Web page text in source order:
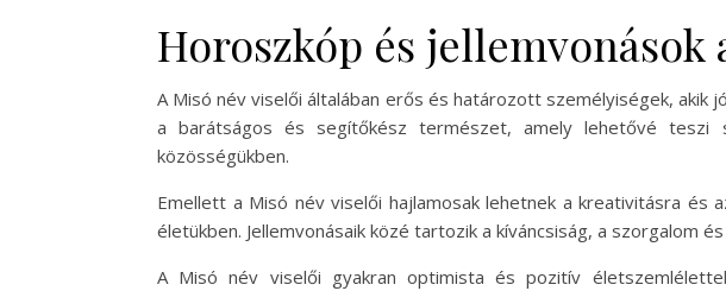
Horoszkóp és jellemvonások
A Misó név viselői általában erős és határozott személyiségek, akik
a barátságos és segítőkész természet, amely lehetővé teszi
közösségükben.
Emellett a Misó név viselői hajlamosak lehetnek a kreativitásra és
életükben. Jellemvonásaik közé tartozik a kíváncsiság, a szorgalom
A Misó név viselői gyakran optimista és pozitív